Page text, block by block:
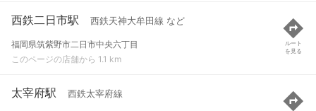
西鉄二日市駅 西鉄天神大牟田線 など
福岡県筑紫野市二日市中央六丁目
このページの店舗から 1.1 km
ルート
を見る
太宰府駅 西鉄太宰府線